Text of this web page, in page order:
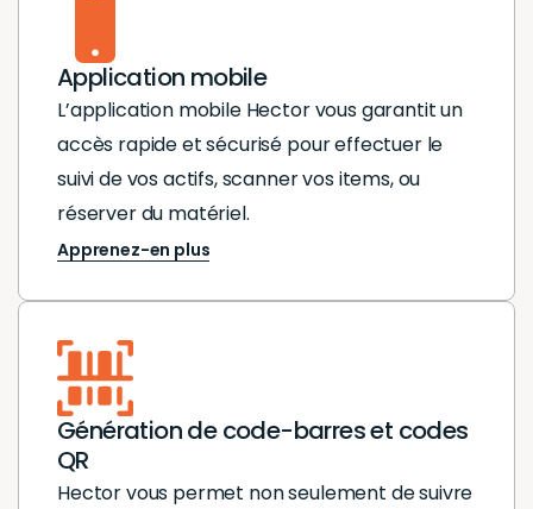
Application mobile
L’application mobile Hector vous garantit un
accès rapide et sécurisé pour effectuer le
suivi de vos actifs, scanner vos items, ou
réserver du matériel.
Apprenez-en plus
Génération de code-barres et codes
QR
Hector vous permet non seulement de suivre